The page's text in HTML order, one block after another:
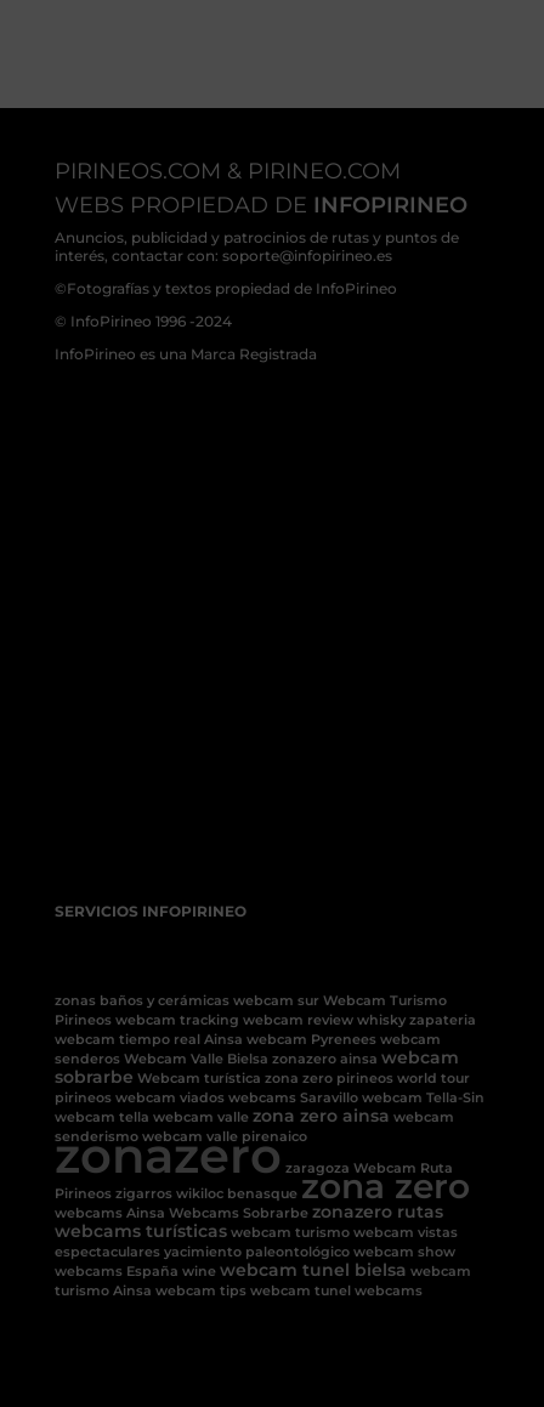
PIRINEOS.COM & PIRINEO.COM
WEBS PROPIEDAD DE INFOPIRINEO
Anuncios, publicidad y patrocinios de rutas y puntos de
interés, contactar con: soporte@infopirineo.es
©Fotografías y textos propiedad de InfoPirineo
© InfoPirineo 1996 -2024
InfoPirineo es una Marca Registrada
SERVICIOS INFOPIRINEO
zonas baños y cerámicas webcam sur Webcam Turismo
Pirineos webcam tracking webcam review whisky zapateria
webcam tiempo real Ainsa webcam Pyrenees webcam
senderos Webcam Valle Bielsa zonazero ainsa webcam
sobrarbe Webcam turística zona zero pirineos world tour
pirineos webcam viados webcams Saravillo webcam Tella-Sin
webcam tella webcam valle zona zero ainsa webcam
senderismo webcam valle pirenaico
zonazero zaragoza Webcam Ruta
Pirineos zigarros wikiloc benasque zona zero
webcams Ainsa Webcams Sobrarbe zonazero rutas
webcams turísticas webcam turismo webcam vistas
espectaculares yacimiento paleontológico webcam show
webcams España wine webcam tunel bielsa webcam
turismo Ainsa webcam tips webcam tunel webcams